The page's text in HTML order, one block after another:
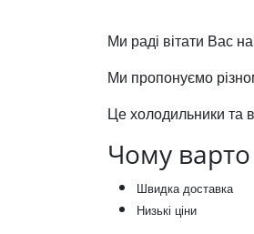
Ми раді вітати Вас
Ми пропонуємо
Це холодильники та
Чому варто
Швидка доставка
Низькі ціни